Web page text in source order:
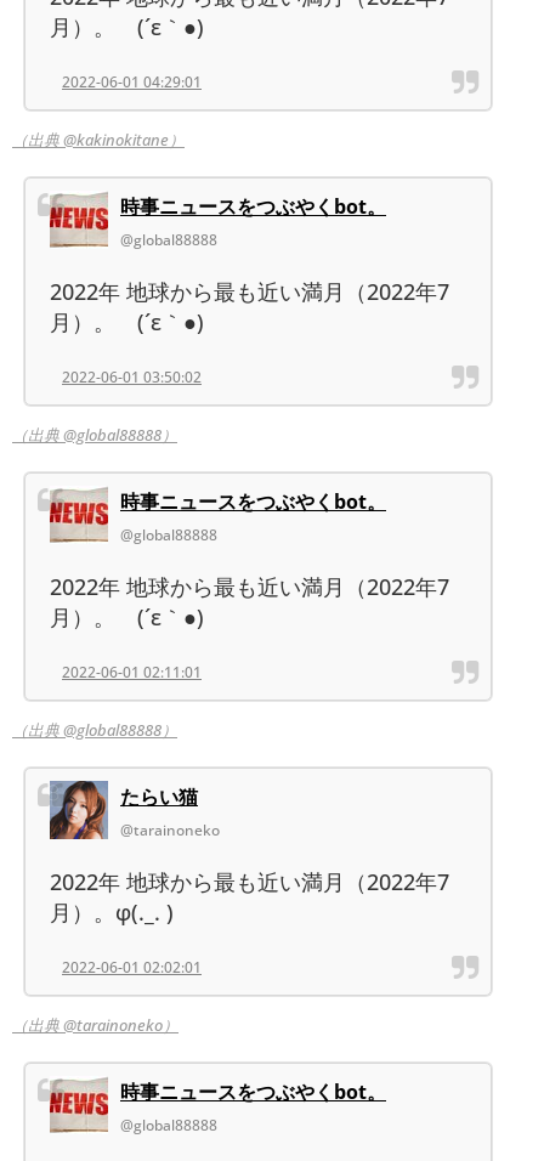
月）。ゞ(´ε｀●)
2022-06-01 04:29:01
（出典 @kakinokitane）
時事ニュースをつぶやくbot。
@global88888
2022年 地球から最も近い満月（2022年7
月）。ゞ(´ε｀●)
2022-06-01 03:50:02
（出典 @global88888）
時事ニュースをつぶやくbot。
@global88888
2022年 地球から最も近い満月（2022年7
月）。ゞ(´ε｀●)
2022-06-01 02:11:01
（出典 @global88888）
たらい猫
@tarainoneko
2022年 地球から最も近い満月（2022年7
月）。φ(._. )
2022-06-01 02:02:01
（出典 @tarainoneko）
時事ニュースをつぶやくbot。
@global88888